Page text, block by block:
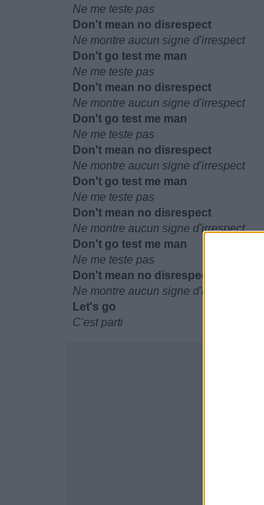
Ne me teste pas
Don't mean no disrespect
Ne montre aucun signe d'irrespect
Don't go test me man
Ne me teste pas
Don't mean no disrespect
Ne montre aucun signe d'irrespect
Don't go test me man
Ne me teste pas
Don't mean no disrespect
Ne montre aucun signe d'irrespect
Don't go test me man
Ne me teste pas
Don't mean no disrespect
Ne montre aucun signe d'irrespect
Don't go test me man
Ne me teste pas
Don't mean no disrespect
Ne montre aucun signe d'irrespect
Let's go
C'est parti